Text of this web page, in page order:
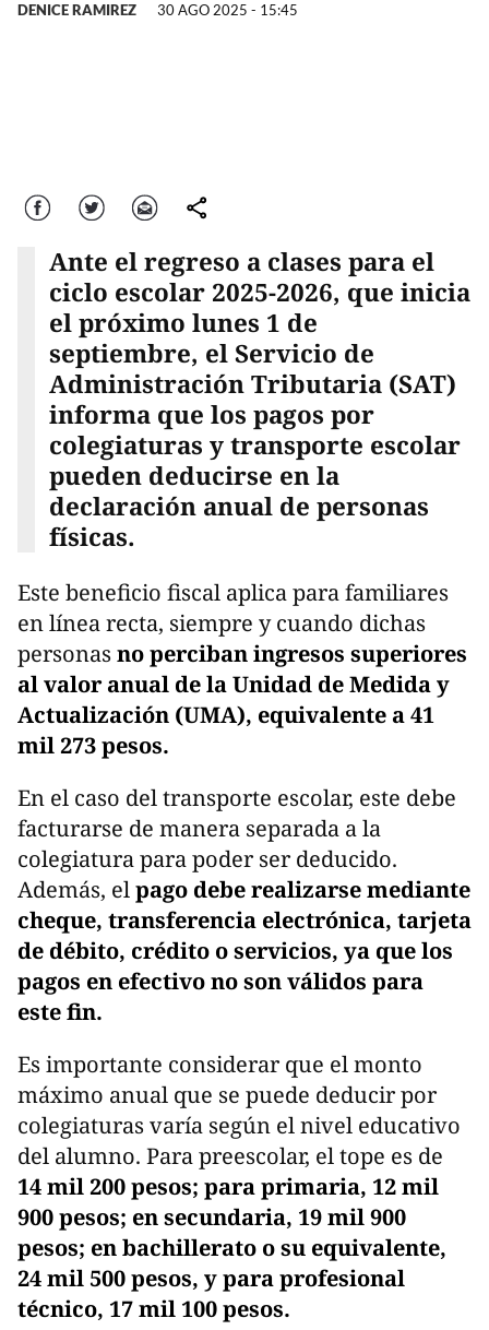
DENICE RAMIREZ 30 AGO 2025 - 15:45
Facebook Twitter Correo comparte
Ante el regreso a clases para el
ciclo escolar 2025-2026, que inicia
el próximo lunes 1 de
septiembre, el Servicio de
Administración Tributaria (SAT)
informa que los pagos por
colegiaturas y transporte escolar
pueden deducirse en la
declaración anual de personas
físicas.
Este beneficio fiscal aplica para familiares
en línea recta, siempre y cuando dichas
personas no perciban ingresos superiores
al valor anual de la Unidad de Medida y
Actualización (UMA), equivalente a 41
mil 273 pesos.
En el caso del transporte escolar, este debe
facturarse de manera separada a la
colegiatura para poder ser deducido.
Además, elpago debe realizarse mediante
cheque, transferencia electrónica, tarjeta
de débito, crédito o servicios, ya que los
pagos en efectivo no son válidos para
este fin.
Es importante considerar que el monto
máximo anual que se puede deducir por
colegiaturas varía según el nivel educativo
del alumno. Para preescolar, el tope es de
14 mil 200 pesos; para primaria, 12 mil
900 pesos; en secundaria, 19 mil 900
pesos; en bachillerato o su equivalente,
24 mil 500 pesos, y para profesional
técnico, 17 mil 100 pesos.